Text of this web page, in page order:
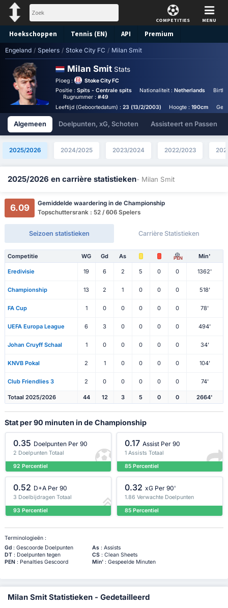
COMPETITIES MENU
Hoekschoppen Tennis (EN) API Premium
Voorspelling
Engeland / Spelers / Stoke City FC / Milan Smit
Milan Smit Stats
Ploeg :
Stoke City FC
Positie : Spits - Centrale spits Nationaliteit :Netherlands
Rugnummer :#49
Leeftijd (Geboortedatum) : 23 (13/2/2003) Hoogte :190cm
Algemeen Doelpunten, xG, Schoten Assisteert en Passen
2025/2026 2024/2025 2023/2024 2022/2023
2025/2026 en carrière statistieken- Milan Smit
6.09
Gemiddelde waardering in de Championship
Topschuttersrank : 52 / 606 Spelers
Seizoen statistieken Carrière Statistieken
Competitie WG Gd As PEN Min'
Eredivisie 19 6 2 5 0 0 1362'
Championship 13 2 1 0 0 0 518'
FA Cup 1 0 0 0 0 0 78'
UEFA Europa League 6 3 0 0 0 0 494'
Johan Cruyff Schaal 1 0 0 0 0 0 34'
KNVB Pokal 2 1 0 0 0 0 104'
Club Friendlies 3 2 0 0 0 0 0 74'
Totaal 2025/2026 44 12 3 5 0 0 2664'
Stat per 90 minuten in de Championship
0.35 Doelpunten Per 90
2 Doelpunten Totaal
92 Percentiel
0.17 Assist Per 90
1 Assists Totaal
85 Percentiel
0.52 D+A Per 90
3 Doelbijdragen Totaal
93 Percentiel
0.32 xG Per 90'
1.86 Verwachte Doelpunten
85 Percentiel
Terminologieën :
Gd: Gescoorde Doelpunten As: Assists
DT: Doelpunten tegen CS: Clean Sheets
PEN: Penalties Gescoord Min': Gespeelde Minuten
Milan Smit Statistieken - Gedetailleerd